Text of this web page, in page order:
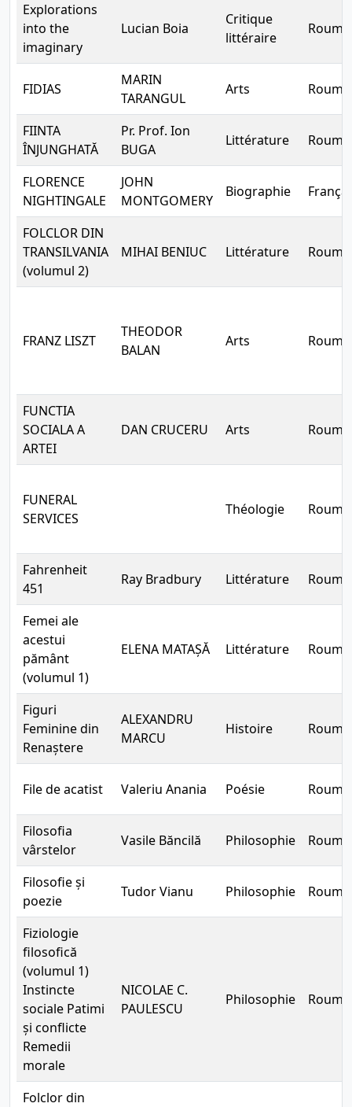
Explorations
into the
imaginary
Lucian Boia
Critique
littéraire
FIDIAS
MARIN
TARANGUL
Arts
FIINTA
ÎNJUNGHATĂ
Pr. Prof. Ion
BUGA
Littérature
FLORENCE
NIGHTINGALE
JOHN
MONTGOMERY
Biographie
FOLCLOR DIN
TRANSILVANIA
(volumul 2)
MIHAI BENIUC Littérature
FRANZ LISZT
THEODOR
BALAN
Arts
FUNCTIA
SOCIALA A
ARTEI
DAN CRUCERU Arts
FUNERAL
SERVICES
Théologie
Fahrenheit
451
Ray Bradbury Littérature
Femei ale
acestui
pământ
(volumul 1)
ELENA MATAȘĂ Littérature
Figuri
Feminine din
Renaștere
ALEXANDRU
MARCU
Histoire
File de acatist Valeriu Anania Poésie
Filosofia
vârstelor
Vasile Băncilă Philosophie
Filosofie și
poezie
Tudor Vianu Philosophie
Fiziologie
filosofică
(volumul 1)
Instincte
sociale Patimi
și conflicte
Remedii
morale
NICOLAE C.
PAULESCU
Philosophie
Folclor din